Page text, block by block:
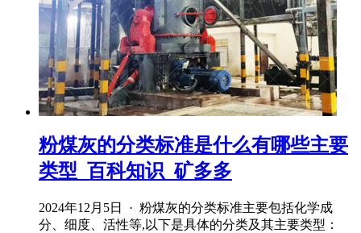
粉煤灰的分类标准是什么有哪些主要
类型_百科知识_矿多多
2024年12月5日 · 粉煤灰的分类标准主要包括化学成
分、细度、活性等,以下是具体的分类及其主要类型：